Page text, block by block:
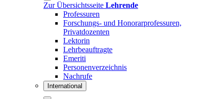
Zur Übersichtsseite Lehrende
Professuren
Forschungs- und Honorarprofessuren,
Privatdozenten
Lektorin
Lehrbeauftragte
Emeriti
Personenverzeichnis
Nachrufe
International